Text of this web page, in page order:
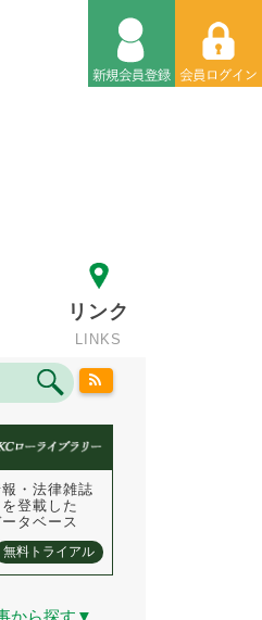
リンク
LINKS
・法律雑誌
登載した
タベース
無料トライアル